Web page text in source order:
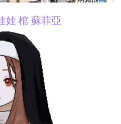
娃 棺 蘇菲亞